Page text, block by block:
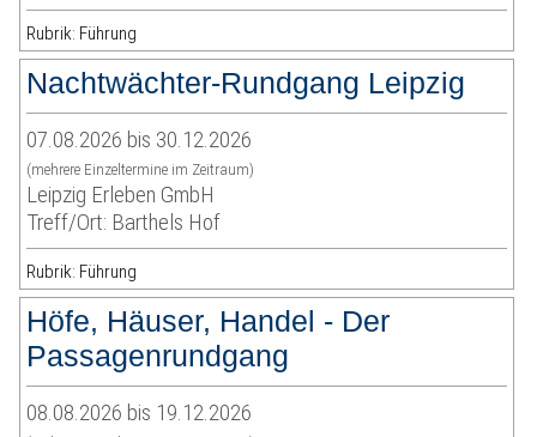
Rubrik: Führung
Nachtwächter-Rundgang Leipzig
07.08.2026 bis 30.12.2026
(mehrere Einzeltermine im Zeitraum)
Leipzig Erleben GmbH
Treff/Ort: Barthels Hof
Rubrik: Führung
Höfe, Häuser, Handel - Der
Passagenrundgang
08.08.2026 bis 19.12.2026